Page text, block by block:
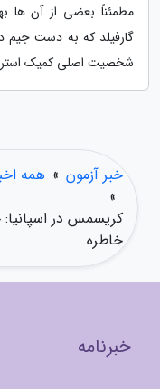
مطمئناً بعضی از آن ها
گارفیلد که به دست جیم
شخصیت اصلی کمیک
خبر آزمون » همه
»
کریسمس در
خاطره
خبرنامه